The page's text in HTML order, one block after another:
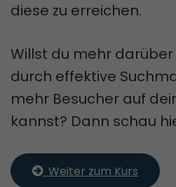
diese zu erreichen.
Willst du mehr
durch effektive
mehr Besucher auf
kannst? Dann schau
  Weiter zum Kurs